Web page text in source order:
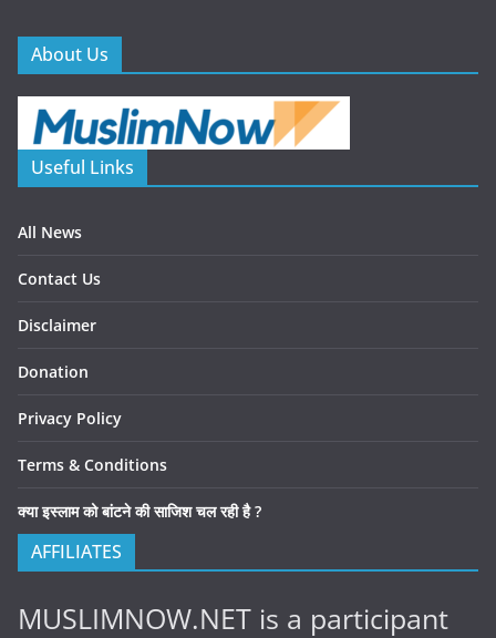
About Us
Useful Links
All News
Contact Us
Disclaimer
Donation
Privacy Policy
Terms & Conditions
क्या इस्लाम को बांटने की साजिश चल रही है ?
AFFILIATES
MUSLIMNOW.NET is a participant